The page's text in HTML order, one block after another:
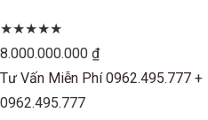
★★★★★
8.000.000.000 ₫
Tư Vấn Miễn Phí 0962.495.777 +
0962.495.777